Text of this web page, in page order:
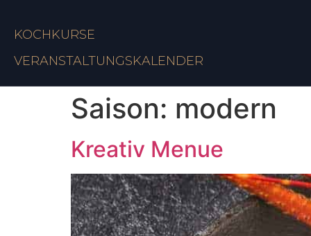
KOCHKURSE
VERANSTALTUNGSKALENDER
Saison: modern
Kreativ Menue